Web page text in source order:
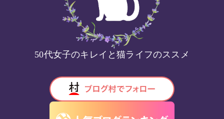
50代女子のキレイと猫ライフのススメ